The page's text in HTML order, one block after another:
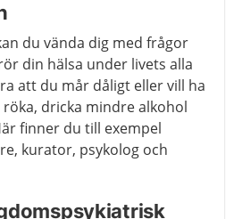
du vända dig med frågor
din hälsa under livets alla
att du mår dåligt eller vill ha
dricka mindre alkohol
finner du till exempel
kurator, psykolog och